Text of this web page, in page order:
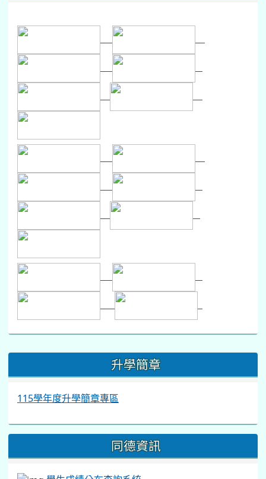
打擊樂團暑訓
新生智力測驗補測(...
下午-新進教師研習
教師備課會議
防災演練工作分配及...
1
本週_友善校園週
本週_新書展
第一週
::: 升學簡章
115學年度升學簡章專區
同德資訊